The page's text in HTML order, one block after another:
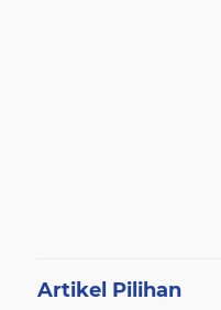
Artikel Pilihan